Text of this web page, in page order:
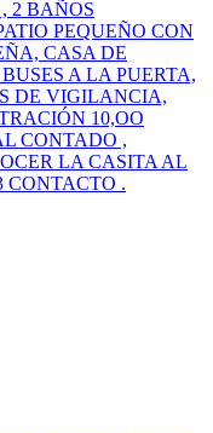
2 BAÑOS
PEQUEÑO CON
CASA DE
A LA PUERTA,
DE VIGILANCIA,
10,OO
CONTADO ,
LA CASITA AL
CONTACTO .